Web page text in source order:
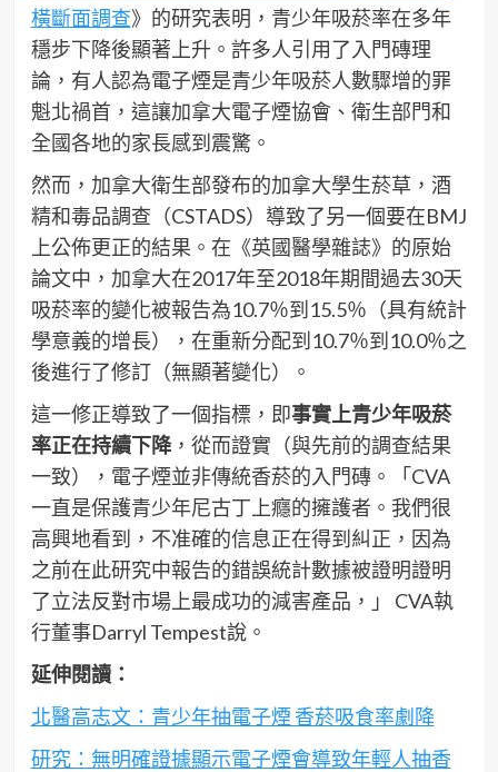
橫斷面調查》的研究表明，青少年吸菸率在多年
穩步下降後顯著上升。許多人引用了入門磚理
論，有人認為電子煙是青少年吸菸人數驟增的罪
魁北禍首，這讓加拿大電子煙協會、衛生部門和
全國各地的家長感到震驚。
然而，加拿大衛生部發布的加拿大學生菸草，酒
精和毒品調查（CSTADS）導致了另一個要在BMJ
上公佈更正的結果。在《英國醫學雜誌》的原始
論文中，加拿大在2017年至2018年期間過去30天
吸菸率的變化被報告為10.7％到15.5％（具有統計
學意義的增長），在重新分配到10.7％到10.0％之
後進行了修訂（無顯著變化）。
這一修正導致了一個指標，即事實上青少年吸菸
率正在持續下降，從而證實（與先前的調查結果
一致），電子煙並非傳統香菸的入門磚。「CVA
一直是保護青少年尼古丁上癮的擁護者。我們很
高興地看到，不准確的信息正在得到糾正，因為
之前在此研究中報告的錯誤統計數據被證明證明
了立法反對市場上最成功的減害產品，」 CVA執
行董事Darryl Tempest說。
延伸閱讀：
北醫高志文：青少年抽電子煙 香菸吸食率劇降
研究：無明確證據顯示電子煙會導致年輕人抽香